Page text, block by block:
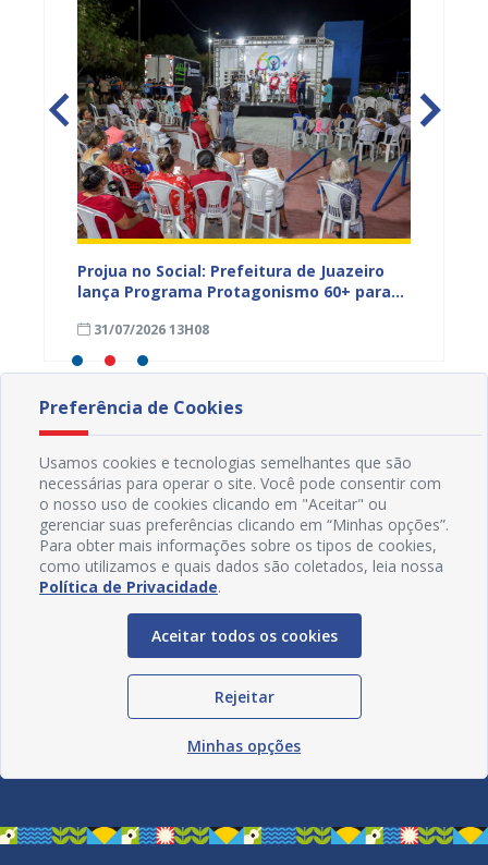
Projua no Social: Prefeitura de Juazeiro
lança Programa Protagonismo 60+ para
população idosa
31/07/2026 13H08
Redes Sociais
Preferência de Cookies
Usamos cookies e tecnologias semelhantes que são
necessárias para operar o site. Você pode consentir com
o nosso uso de cookies clicando em "Aceitar" ou
gerenciar suas preferências clicando em “Minhas opções”.
Para obter mais informações sobre os tipos de cookies,
como utilizamos e quais dados são coletados, leia nossa
Política de Privacidade.
Aceitar todos os cookies
Rejeitar
Minhas opções